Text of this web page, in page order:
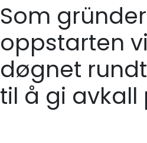
Som
oppstarten
døgnet
til å gi avkall